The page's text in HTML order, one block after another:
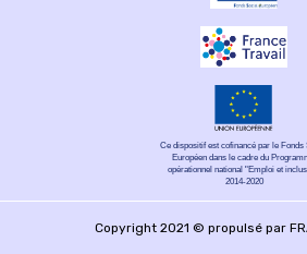
Ce dispositif est cofinancé par le Fonds
Européen dans le cadre du
opérationnel national "Emploi et
2014-2020
Copyright 2021 © propulsé par